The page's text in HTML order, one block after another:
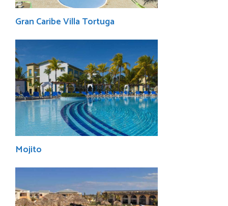
Gran Caribe Villa Tortuga
Mojito